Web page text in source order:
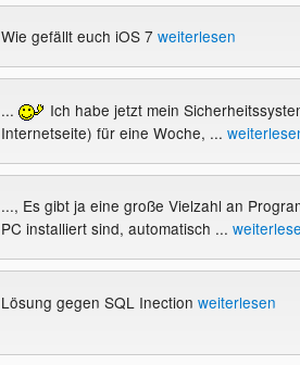
Wie gefällt euch iOS 7 weiterlesen
... Ich habe jetzt mein
Internetseite) für eine Woche, ...
..., Es gibt ja eine große Vielzahl an
PC installiert sind, automatisch ...
Lösung gegen SQL Inection weiterlesen